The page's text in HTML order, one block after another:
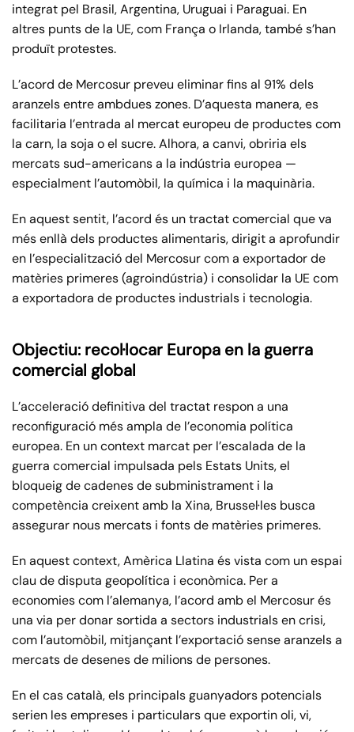
integrat pel Brasil, Argentina, Uruguai i Paraguai. En
altres punts de la UE, com França o Irlanda, també s’han
produït protestes.
L’acord de Mercosur preveu eliminar fins al 91% dels
aranzels entre ambdues zones. D’aquesta manera, es
facilitaria l’entrada al mercat europeu de productes com
la carn, la soja o el sucre. Alhora, a canvi, obriria els
mercats sud-americans a la indústria europea —
especialment l’automòbil, la química i la maquinària.
En aquest sentit, l’acord és un tractat comercial que va
més enllà dels productes alimentaris, dirigit a aprofundir
en l’especialització del Mercosur com a exportador de
matèries primeres (agroindústria) i consolidar la UE com
a exportadora de productes industrials i tecnologia.
Objectiu: recol·locar Europa en la guerra
comercial global
L’acceleració definitiva del tractat respon a una
reconfiguració més ampla de l’economia política
europea. En un context marcat per l’escalada de la
guerra comercial impulsada pels Estats Units, el
bloqueig de cadenes de subministrament i la
competència creixent amb la Xina, Brussel·les busca
assegurar nous mercats i fonts de matèries primeres.
En aquest context, Amèrica Llatina és vista com un espai
clau de disputa geopolítica i econòmica. Per a
economies com l’alemanya, l’acord amb el Mercosur és
una via per donar sortida a sectors industrials en crisi,
com l’automòbil, mitjançant l’exportació sense aranzels a
mercats de desenes de milions de persones.
En el cas català, els principals guanyadors potencials
serien les empreses i particulars que exportin oli, vi,